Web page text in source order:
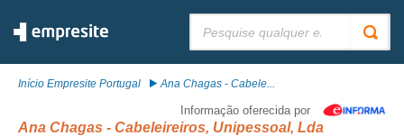
Início Empresite Portugal Ana Chagas - Cabele...
Informação oferecida por
Ana Chagas - Cabeleireiros, Unipessoal, Lda